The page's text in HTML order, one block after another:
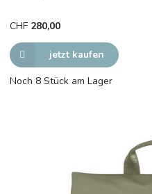
CHF 280,00
jetzt kaufen
Noch 8 Stück am Lager